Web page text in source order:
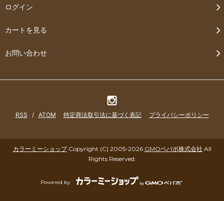
ログイン
カートを見る
お問い合わせ
RSS / ATOM 特定商法取引法に基づく表記 プライバシーポリシー
カラーミーショップCopyright (C) 2005-2026 GMOペパボ株式会社 All
Rights Reserved.
Powered by